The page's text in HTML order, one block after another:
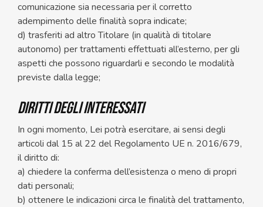
comunicazione sia necessaria per il corretto
adempimento delle finalità sopra indicate;
d) trasferiti ad altro Titolare (in qualità di titolare
autonomo) per trattamenti effettuati all’esterno, per gli
aspetti che possono riguardarli e secondo le modalità
previste dalla legge;
DIRITTI DEGLI INTERESSATI
In ogni momento, Lei potrà esercitare, ai sensi degli
articoli dal 15 al 22 del Regolamento UE n. 2016/679,
il diritto di:
a) chiedere la conferma dell’esistenza o meno di propri
dati personali;
b) ottenere le indicazioni circa le finalità del trattamento,